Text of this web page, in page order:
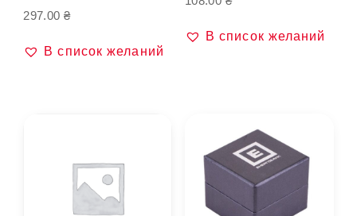
297.00 ₴
В список желаний
В список желаний